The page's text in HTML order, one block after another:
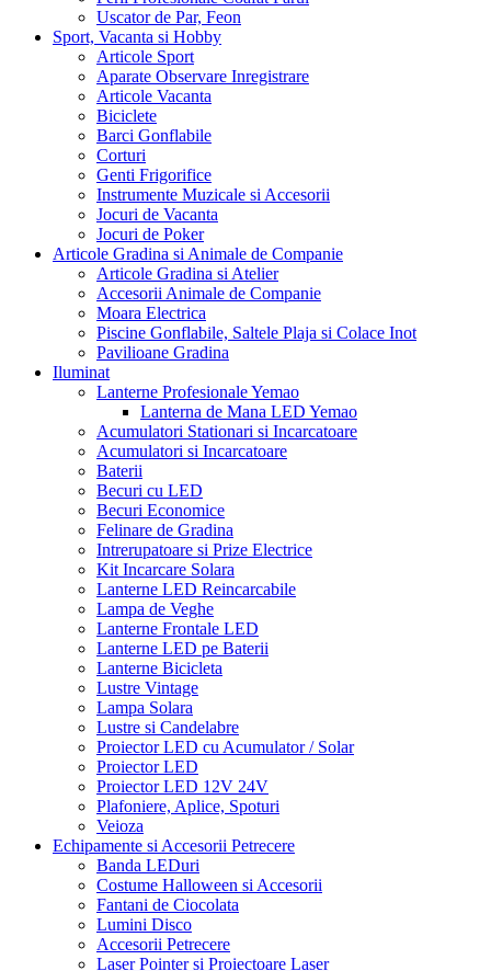
Uscator de Par, Feon
Sport, Vacanta si Hobby
Articole Sport
Aparate Observare Inregistrare
Articole Vacanta
Biciclete
Barci Gonflabile
Corturi
Genti Frigorifice
Instrumente Muzicale si Accesorii
Jocuri de Vacanta
Jocuri de Poker
Articole Gradina si Animale de Companie
Articole Gradina si Atelier
Accesorii Animale de Companie
Moara Electrica
Piscine Gonflabile, Saltele Plaja si Colace Inot
Pavilioane Gradina
Iluminat
Lanterne Profesionale Yemao
Lanterna de Mana LED Yemao
Acumulatori Stationari si Incarcatoare
Acumulatori si Incarcatoare
Baterii
Becuri cu LED
Becuri Economice
Felinare de Gradina
Intrerupatoare si Prize Electrice
Kit Incarcare Solara
Lanterne LED Reincarcabile
Lampa de Veghe
Lanterne Frontale LED
Lanterne LED pe Baterii
Lanterne Bicicleta
Lustre Vintage
Lampa Solara
Lustre si Candelabre
Proiector LED cu Acumulator / Solar
Proiector LED
Proiector LED 12V 24V
Plafoniere, Aplice, Spoturi
Veioza
Echipamente si Accesorii Petrecere
Banda LEDuri
Costume Halloween si Accesorii
Fantani de Ciocolata
Lumini Disco
Accesorii Petrecere
Laser Pointer si Proiectoare Laser